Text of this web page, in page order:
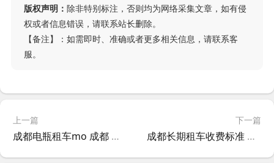
版权声明： 除非特别标注，否则均为网络采集文章，如有侵
权或者信息错误，请联系站长删除。
【备注】：如需即时、准确或者更多相关信息，请联系客
服。
上一篇
成都电瓶租车mo 成都 租电瓶车?
下一篇
成都长期租车收费标准 成都长期租车网?